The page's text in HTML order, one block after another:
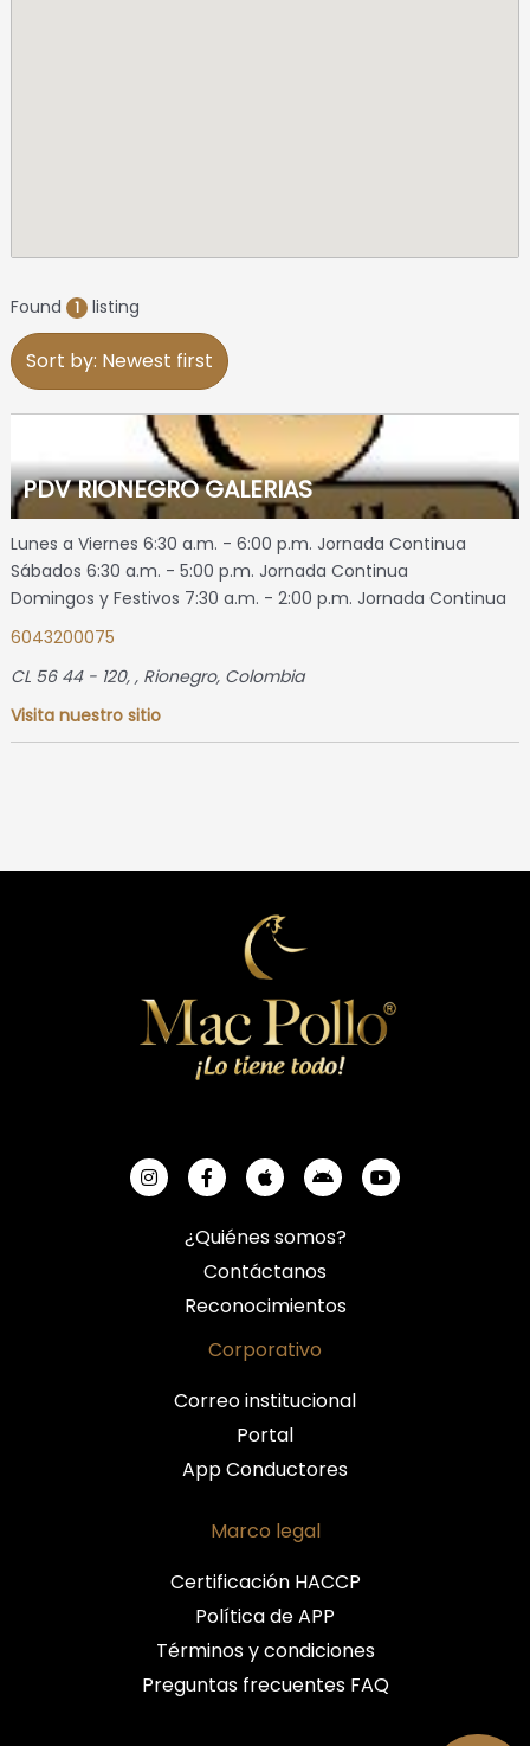
Found 1 listing
Sort by: Newest first
PDV RIONEGRO GALERIAS
Lunes a Viernes 6:30 a.m. - 6:00 p.m. Jornada Continua
Sábados 6:30 a.m. - 5:00 p.m. Jornada Continua
Domingos y Festivos 7:30 a.m. - 2:00 p.m. Jornada Continua
6043200075
CL 56 44 - 120, , Rionegro, Colombia
Visita nuestro sitio
¿Quiénes somos?
Contáctanos
Reconocimientos
Corporativo
Correo institucional
Portal
App Conductores
Marco legal
Certificación HACCP
Política de APP
Términos y condiciones
Preguntas frecuentes FAQ